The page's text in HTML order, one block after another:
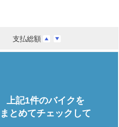
支払総額
上記1件のバイクを
まとめてチェックして